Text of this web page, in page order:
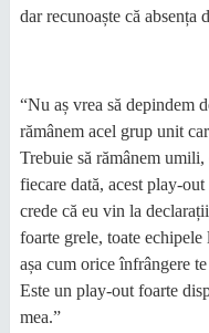
dar recunoaște că absența
“Nu aș vrea să depindem
rămânem acel grup unit
Trebuie să rămânem
fiecare dată, acest play-
crede că eu vin la
foarte grele, toate
așa cum orice înfrângere
Este un play-out foarte
mea.”